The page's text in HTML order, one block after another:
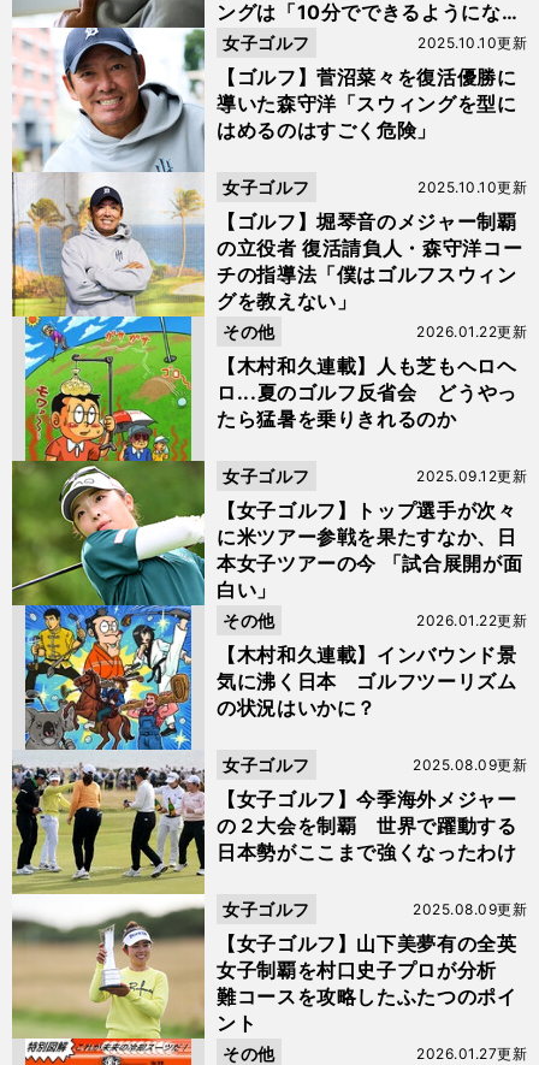
ングは「10分でできるようにな
る」
【ゴルフ】菅沼菜々を復活優勝に
導いた森守洋「スウィングを型に
はめるのはすごく危険」
2025.10.10更新
女子ゴルフ
【ゴルフ】堀琴音のメジャー制覇
の立役者 復活請負人・森守洋コー
チの指導法「僕はゴルフスウィン
グを教えない」
2025.10.10更新
女子ゴルフ
【木村和久連載】人も芝もヘロヘ
ロ...夏のゴルフ反省会 どうやっ
たら猛暑を乗りきれるのか
2026.01.22更新
その他
【女子ゴルフ】トップ選手が次々
に米ツアー参戦を果たすなか、日
本女子ツアーの今 「試合展開が面
白い」
2025.09.12更新
女子ゴルフ
【木村和久連載】インバウンド景
気に沸く日本 ゴルフツーリズム
の状況はいかに？
2026.01.22更新
その他
【女子ゴルフ】今季海外メジャー
の２大会を制覇 世界で躍動する
日本勢がここまで強くなったわけ
2025.08.09更新
女子ゴルフ
【女子ゴルフ】山下美夢有の全英
女子制覇を村口史子プロが分析
難コースを攻略したふたつのポイ
ント
2025.08.09更新
女子ゴルフ
2026.01.27更新
その他